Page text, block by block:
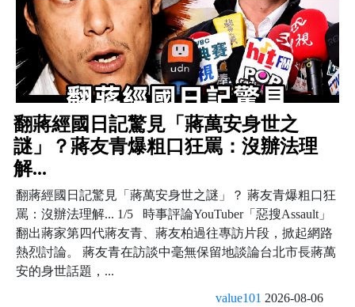
翻蔣經國日記驚見「蔣萬安身世之
謎」？蔣友青爆粗口狂罵：沒辦法理
解...
翻蔣經國日記驚見「蔣萬安身世之謎」？ 蔣友青爆粗口狂
罵：沒辦法理解... 1/5 時事評論YouTuber「惡搜Assault」
翻出蔣家第四代蔣友青、蔣友柏過往專訪片段，掀起網路
熱烈討論。 蔣友青在訪談中毫無保留地談論台北市長蔣萬
安的身世話題，...
value101 2026-08-06